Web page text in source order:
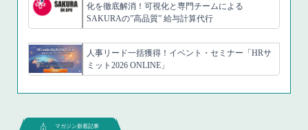
化を徹底解消！可視化と専門チームによる
SAKURAの”高品質” 給与計算代行
人事リード一括獲得！イベント・セミナー「HRサ
ミット2026 ONLINE」
マガジン新着記事